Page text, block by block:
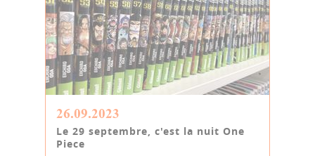
26.09.2023
Le 29 septembre, c'est la nuit One
Piece